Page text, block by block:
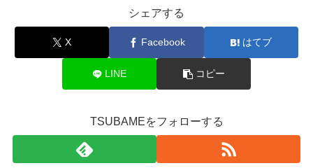
シェアする
X Facebook はてブ
LINE コピー
TSUBAMEをフォローする